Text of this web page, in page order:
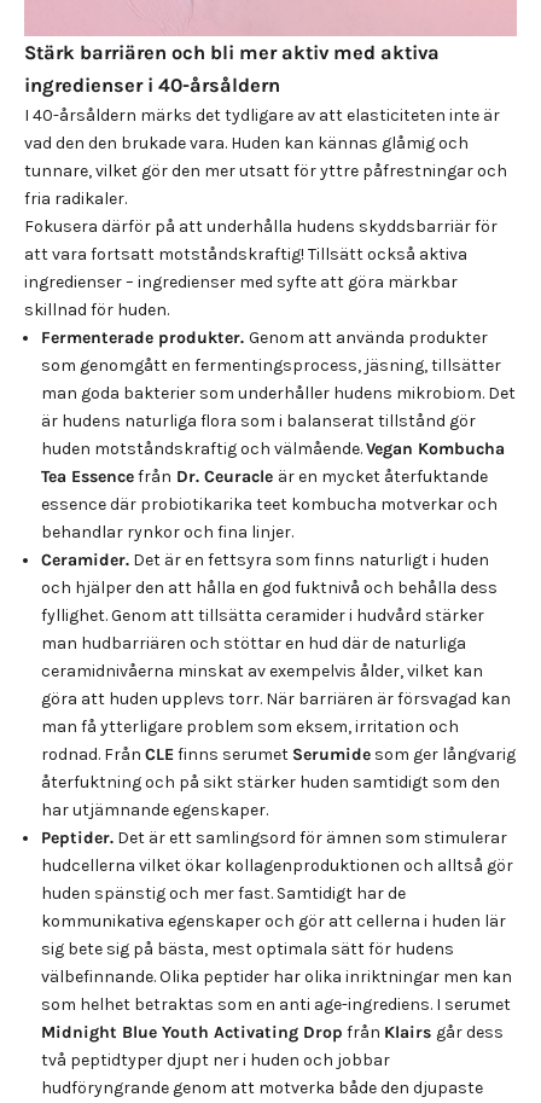
Stärk barriären och bli mer aktiv med aktiva
ingredienser i 40-årsåldern
I 40-årsåldern märks det tydligare av att elasticiteten inte är
vad den den brukade vara. Huden kan kännas glåmig och
tunnare, vilket gör den mer utsatt för yttre påfrestningar och
fria radikaler.
Fokusera därför på att underhålla hudens skyddsbarriär för
att vara fortsatt motståndskraftig! Tillsätt också aktiva
ingredienser – ingredienser med syfte att göra märkbar
skillnad för huden.
Fermenterade produkter. Genom att använda produkter
som genomgått en fermentingsprocess, jäsning, tillsätter
man goda bakterier som underhåller hudens mikrobiom. Det
är hudens naturliga flora som i balanserat tillstånd gör
huden motståndskraftig och välmående.Vegan Kombucha
Tea Essencefrån Dr. Ceuracle är en mycket återfuktande
essence där probiotikarika teet kombucha motverkar och
behandlar rynkor och fina linjer.
Ceramider. Det är en fettsyra som finns naturligt i huden
och hjälper den att hålla en god fuktnivå och behålla dess
fyllighet. Genom att tillsätta ceramider i hudvård stärker
man hudbarriären och stöttar en hud där de naturliga
ceramidnivåerna minskat av exempelvis ålder, vilket kan
göra att huden upplevs torr. När barriären är försvagad kan
man få ytterligare problem som eksem, irritation och
rodnad. Från CLEfinns serumet Serumide som ger långvarig
återfuktning och på sikt stärker huden samtidigt som den
har utjämnande egenskaper.
Peptider. Det är ett samlingsord för ämnen som stimulerar
hudcellerna vilket ökar kollagenproduktionen och alltså gör
huden spänstig och mer fast. Samtidigt har de
kommunikativa egenskaper och gör att cellerna i huden lär
sig bete sig på bästa, mest optimala sätt för hudens
välbefinnande. Olika peptider har olika inriktningar men kan
som helhet betraktas som en anti age-ingrediens. I serumet
Midnight Blue Youth Activating Drop från Klairs går dess
två peptidtyper djupt ner i huden och jobbar
hudföryngrande genom att motverka både den djupaste